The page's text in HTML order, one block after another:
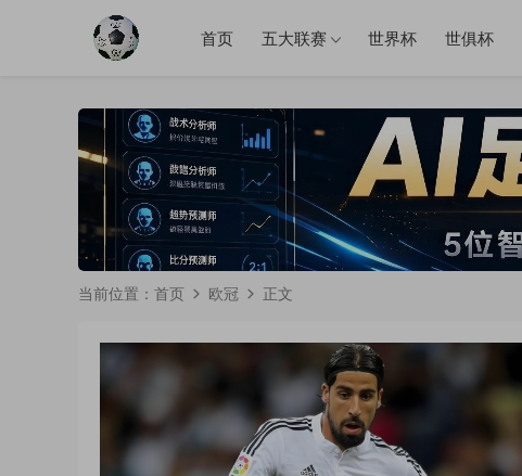
首页 五大联赛 世界杯 世俱杯
当前位置： 首页 欧冠 正文